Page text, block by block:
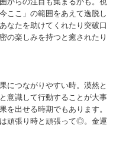
ここ」の範囲をあえて逸脱し
なたを助けてくれたり突破口
の楽しみを持つと癒されたり
につながりやすい時。漠然と
意識して行動することが大事
を出せる時期でもあります。
頑張り時と頑張って◎。金運